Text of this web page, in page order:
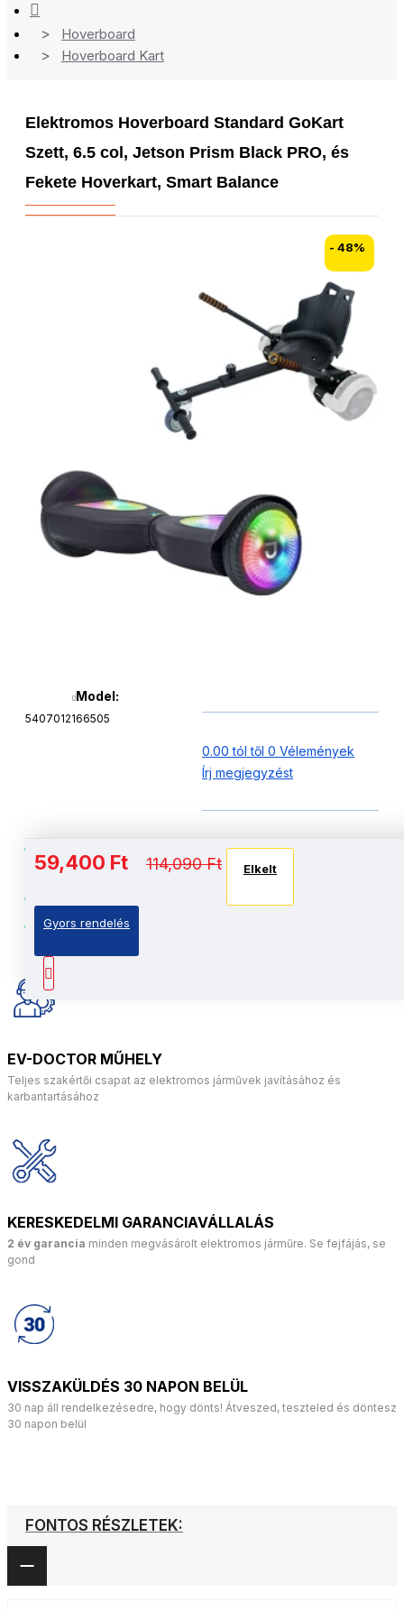
Hoverboard
Hoverboard Kart
Elektromos Hoverboard Standard GoKart
Szett, 6.5 col, Jetson Prism Black PRO, és
Fekete Hoverkart, Smart Balance
- 48%
Model:
5407012166505
0.00 tól től 0 Vélemények
Írj megjegyzést
59,400 Ft 114,090 Ft Elkelt
Gyors rendelés
Szuper-Ellenálló: Megerősített
alumíniumötvözet váz
Intelligens motorok, 2 x 150W, Brushless
UL2272 FW2 tanúsítvánnyal rendelkező jármű
EV-DOCTOR MŰHELY
Teljes szakértői csapat az elektromos járművek javításához és
karbantartásához
KERESKEDELMI GARANCIAVÁLLALÁS
2 év garancia minden megvásárolt elektromos járműre. Se fejfájás, se
gond
VISSZAKÜLDÉS 30 NAPON BELÜL
30 nap áll rendelkezésedre, hogy dönts! Átveszed, teszteled és döntesz
30 napon belül
FONTOS RÉSZLETEK: